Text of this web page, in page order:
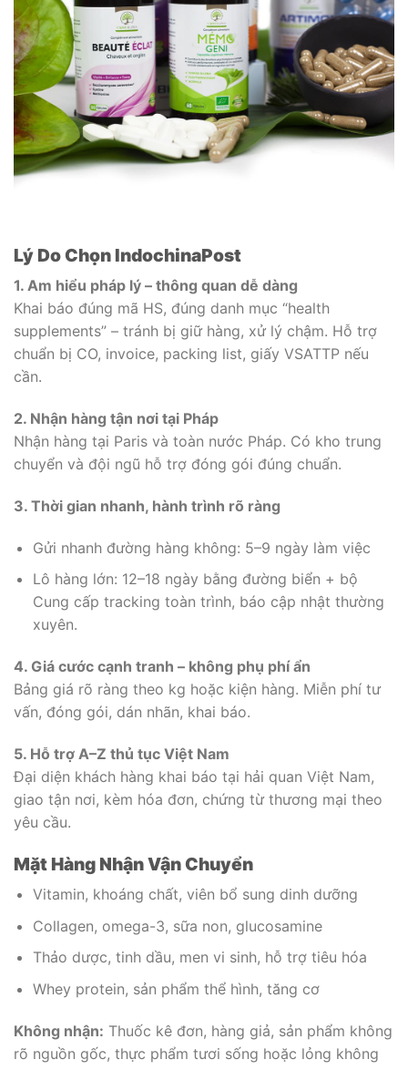
Lý Do Chọn IndochinaPost
1. Am hiểu pháp lý – thông quan dễ dàng
Khai báo đúng mã HS, đúng danh mục “health
supplements” – tránh bị giữ hàng, xử lý chậm. Hỗ trợ
chuẩn bị CO, invoice, packing list, giấy VSATTP nếu
cần.
2. Nhận hàng tận nơi tại Pháp
Nhận hàng tại Paris và toàn nước Pháp. Có kho trung
chuyển và đội ngũ hỗ trợ đóng gói đúng chuẩn.
3. Thời gian nhanh, hành trình rõ ràng
Gửi nhanh đường hàng không: 5–9 ngày làm việc
Lô hàng lớn: 12–18 ngày bằng đường biển + bộ
Cung cấp tracking toàn trình, báo cập nhật thường
xuyên.
4. Giá cước cạnh tranh – không phụ phí ẩn
Bảng giá rõ ràng theo kg hoặc kiện hàng. Miễn phí tư
vấn, đóng gói, dán nhãn, khai báo.
5. Hỗ trợ A–Z thủ tục Việt Nam
Đại diện khách hàng khai báo tại hải quan Việt Nam,
giao tận nơi, kèm hóa đơn, chứng từ thương mại theo
yêu cầu.
Mặt Hàng Nhận Vận Chuyển
Vitamin, khoáng chất, viên bổ sung dinh dưỡng
Collagen, omega-3, sữa non, glucosamine
Thảo dược, tinh dầu, men vi sinh, hỗ trợ tiêu hóa
Whey protein, sản phẩm thể hình, tăng cơ
Không nhận: Thuốc kê đơn, hàng giả, sản phẩm không
rõ nguồn gốc, thực phẩm tươi sống hoặc lỏng không